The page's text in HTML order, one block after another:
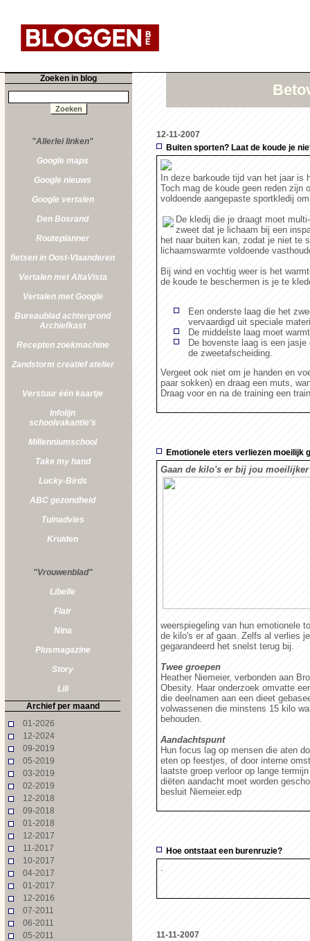
Zoeken in blog
"Allerlei linken"
Google maps
Google nieuws
Google vertalen
Den Bosrand
Routeplanner
fietsen in Oost-Vlaanderen
Vertalen met AltaVista
Vertalen met Google
Bureaublad achtergrond
Archiefkast
Recepten zoekmachine
Zandstorm creatief atelier
Verstuur één kaartje
Infolijn
schoolvakantie's
Millenniumschool
Take my hand
Lucky-Birds
ABC gezondheid
Tuinadvies
Kruiden
"Vrouwenblad"
Libelle
Flair
Nina
Plusmagazine
Story
Lili
Archief per maand
01-2026
12-2024
09-2019
05-2019
03-2019
02-2019
12-2018
09-2018
01-2018
12-2017
11-2017
10-2017
04-2017
01-2017
12-2016
07-2011
06-2011
05-2011
12-11-2007
Buiten sporten? Laat de koude je
In deze barkoude tijd van het jaar is
Toch mag de koude geen reden zijn
voldoende aangepaste sportkledij
De kledij die je draagt moet
zweet dat je lichaam bij een
het naar buiten kan, zodat je niet te
lichaamswarmte voldoende
Bij wind en vochtig weer is het
de koude te beschermen is je te
Een onderste laag die het
vervaardigd uit speciale
De middelste laag moet
De bovenste laag is een
de zweetafscheiding.
Vergeet ook niet om je handen en
paar sokken) en draag een muts,
Draag voor en na de training een
Emotionele eters verliezen moeilijk
Gaan de kilo's er bij jou
weerspiegeling van hun emotionele
de kilo's er af gaan. Zelfs al verlies
gegarandeerd het snelst terug bij.
Twee groepen
Heather Niemeier, verbonden aan
Obesity. Haar onderzoek omvatte
die deelnamen aan een dieet
volwassenen die minstens 15 kilo
behouden.
Aandachtspunt
Hun focus lag op mensen die aten
eten op feestjes, of door interne
laatste groep verloor op lange
diëten aandacht moet worden
besluit Niemeier.edp
Hoe ontstaat een burenruzie?
11-11-2007